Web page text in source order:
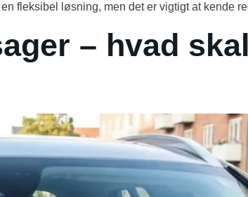
fleksibel løsning, men det er vigtigt at kende
– hvad